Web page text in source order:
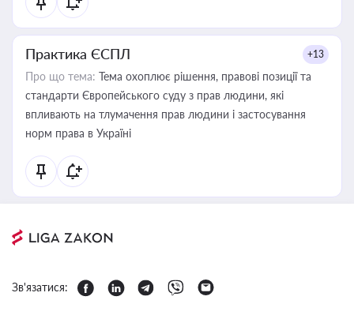
Практика ЄСПЛ +13
Про що тема: Тема охоплює рішення, правові позиції та
стандарти Європейського суду з прав людини, які
впливають на тлумачення прав людини і застосування
норм права в Україні
Зв'язатися: